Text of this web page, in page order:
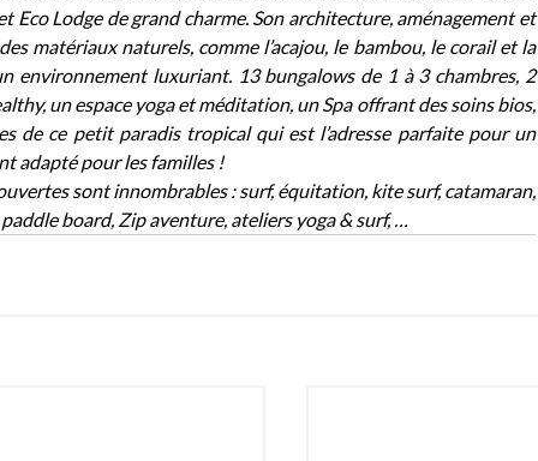
Eco Lodge de grand charme. Son architecture, aménagement et
matériaux naturels, comme l’acajou, le bambou, le corail et la
environnement luxuriant. 13 bungalows de 1 à 3 chambres, 2
un espace yoga et méditation, un Spa offrant des soins bios,
de ce petit paradis tropical qui est l’adresse parfaite pour un
adapté pour les familles !
sont innombrables : surf, équitation, kite surf, catamaran,
board, Zip aventure, ateliers yoga & surf, …